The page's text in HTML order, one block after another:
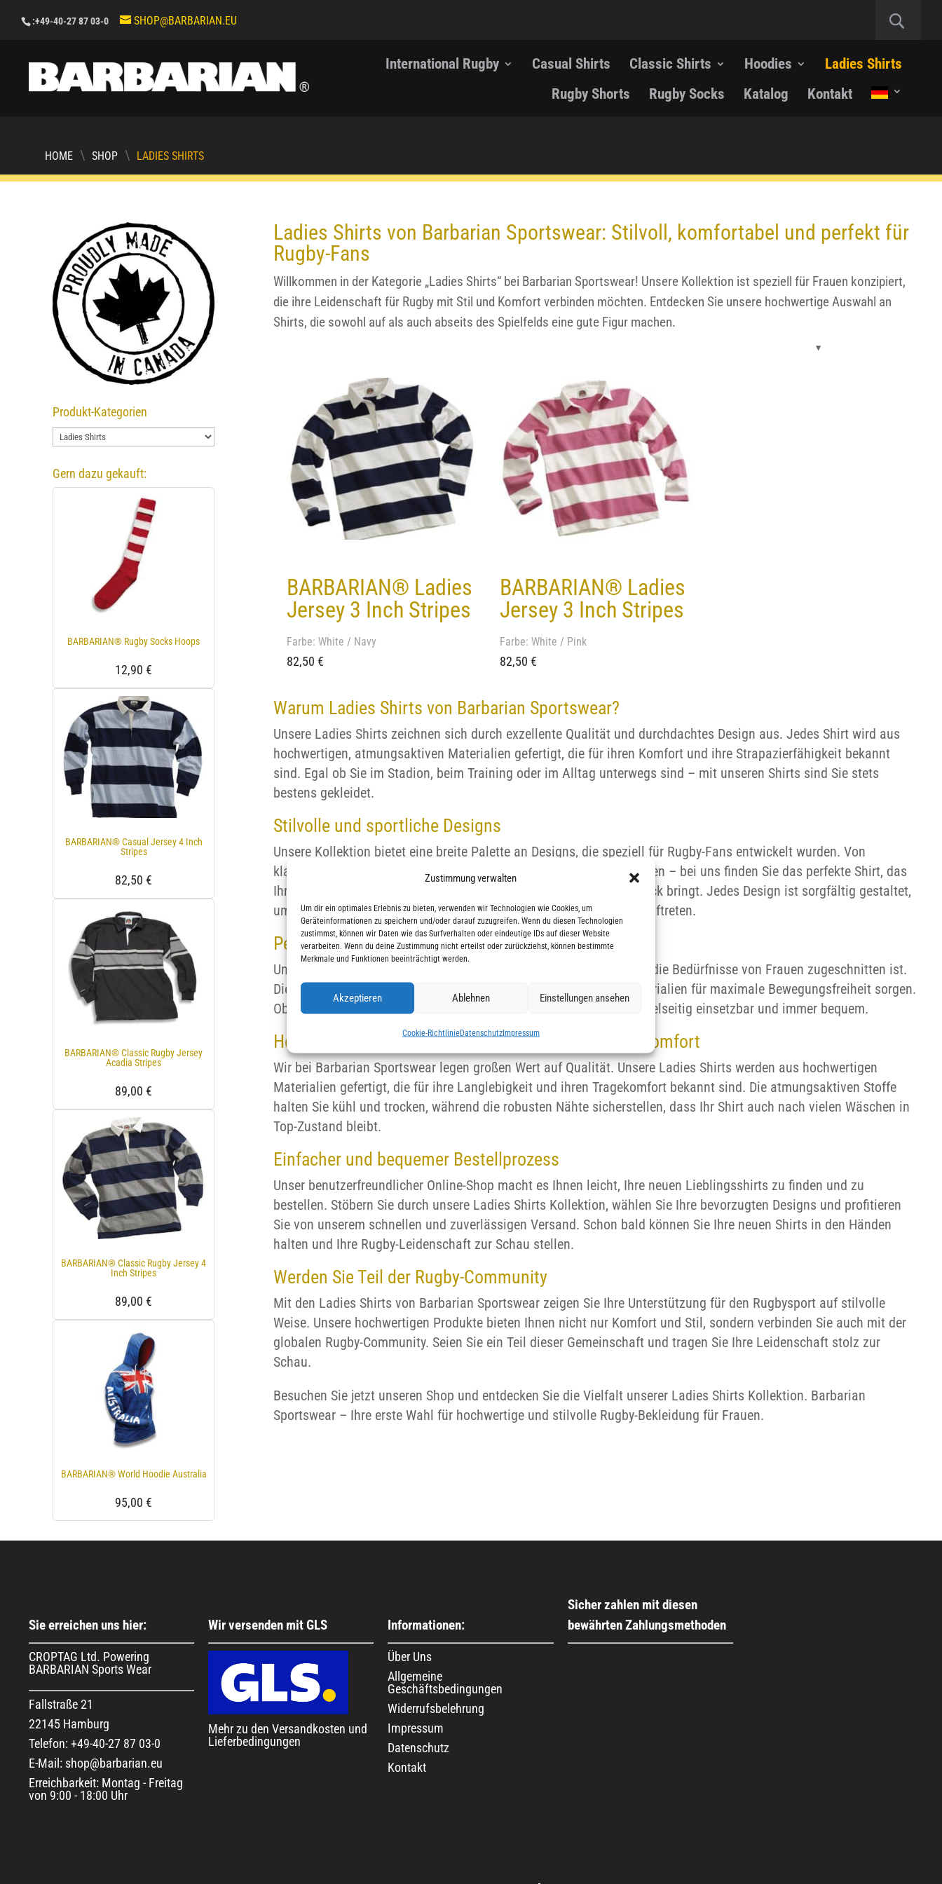
Zustimmung verwalten
Um dir ein optimales Erlebnis zu bieten, verwenden wir Technologien wie Cookies, um
Geräteinformationen zu speichern und/oder darauf zuzugreifen. Wenn du diesen Technologien
zustimmst, können wir Daten wie das Surfverhalten oder eindeutige IDs auf dieser Website
verarbeiten. Wenn du deine Zustimmung nicht erteilst oder zurückziehst, können bestimmte
Merkmale und Funktionen beeinträchtigt werden.
Akzeptieren Ablehnen Einstellungen ansehen
Cookie-RichtlinieDatenschutzImpressum
:+49-40-27 87 03-0 SHOP@BARBARIAN.EU
International Rugby Casual Shirts Classic Shirts Hoodies
Ladies Shirts
Rugby Shorts
Rugby Socks Katalog Kontakt
HOME \ SHOP \ LADIES SHIRTS
Ladies Shirts von Barbarian Sportswear: Stilvoll, komfortabel und perfekt für
Rugby-Fans
Willkommen in der Kategorie „Ladies Shirts“ bei Barbarian Sportswear! Unsere Kollektion ist speziell für Frauen konzipiert,
die ihre Leidenschaft für Rugby mit Stil und Komfort verbinden möchten. Entdecken Sie unsere hochwertige Auswahl an
Shirts, die sowohl auf als auch abseits des Spielfelds eine gute Figur machen.
BARBARIAN® Ladies
Jersey 3 Inch Stripes
Farbe: White / Navy
82,50 €
BARBARIAN® Ladies
Jersey 3 Inch Stripes
Farbe: White / Pink
82,50 €
Warum Ladies Shirts von Barbarian Sportswear?
Unsere Ladies Shirts zeichnen sich durch exzellente Qualität und durchdachtes Design aus. Jedes Shirt wird aus
hochwertigen, atmungsaktiven Materialien gefertigt, die für ihren Komfort und ihre Strapazierfähigkeit bekannt
sind. Egal ob Sie im Stadion, beim Training oder im Alltag unterwegs sind – mit unseren Shirts sind Sie stets
bestens gekleidet.
Stilvolle und sportliche Designs
Unsere Kollektion bietet eine breite Palette an Designs, die speziell für Rugby-Fans entwickelt wurden. Von
klassischen Rugby-Streifen bis hin zu modernen, sportlichen Schnitten – bei uns finden Sie das perfekte Shirt, das
Ihren persönlichen Stil und Ihre Leidenschaft für Rugby zum Ausdruck bringt. Jedes Design ist sorgfältig gestaltet,
um sicherzustellen, dass Sie sowohl stilvoll als auch komfortabel auftreten.
Perfekte Passform für jede Gelegenheit
Unsere Ladies Shirts bieten eine perfekte Passform, die speziell auf die Bedürfnisse von Frauen zugeschnitten ist.
Die Schnitte betonen Ihre Figur, während die weichen, flexiblen Materialien für maximale Bewegungsfreiheit sorgen.
Ob beim Sport, bei Fan-Events oder im Alltag – unsere Shirts sind vielseitig einsetzbar und immer bequem.
Hochwertige Materialien für langanhaltenden Tragekomfort
Wir bei Barbarian Sportswear legen großen Wert auf Qualität. Unsere Ladies Shirts werden aus hochwertigen
Materialien gefertigt, die für ihre Langlebigkeit und ihren Tragekomfort bekannt sind. Die atmungsaktiven Stoffe
halten Sie kühl und trocken, während die robusten Nähte sicherstellen, dass Ihr Shirt auch nach vielen Wäschen in
Top-Zustand bleibt.
Einfacher und bequemer Bestellprozess
Unser benutzerfreundlicher Online-Shop macht es Ihnen leicht, Ihre neuen Lieblingsshirts zu finden und zu
bestellen. Stöbern Sie durch unsere Ladies Shirts Kollektion, wählen Sie Ihre bevorzugten Designs und profitieren
Sie von unserem schnellen und zuverlässigen Versand. Schon bald können Sie Ihre neuen Shirts in den Händen
halten und Ihre Rugby-Leidenschaft zur Schau stellen.
Werden Sie Teil der Rugby-Community
Mit den Ladies Shirts von Barbarian Sportswear zeigen Sie Ihre Unterstützung für den Rugbysport auf stilvolle
Weise. Unsere hochwertigen Produkte bieten Ihnen nicht nur Komfort und Stil, sondern verbinden Sie auch mit der
globalen Rugby-Community. Seien Sie ein Teil dieser Gemeinschaft und tragen Sie Ihre Leidenschaft stolz zur
Schau.
Besuchen Sie jetzt unseren Shop und entdecken Sie die Vielfalt unserer Ladies Shirts Kollektion. Barbarian
Sportswear – Ihre erste Wahl für hochwertige und stilvolle Rugby-Bekleidung für Frauen.
Produkt-Kategorien
Gern dazu gekauft:
BARBARIAN® Rugby Socks Hoops
12,90 €
BARBARIAN® Casual Jersey 4 Inch
Stripes
82,50 €
BARBARIAN® Classic Rugby Jersey
Acadia Stripes
89,00 €
BARBARIAN® Classic Rugby Jersey 4
Inch Stripes
89,00 €
BARBARIAN® World Hoodie Australia
95,00 €
Sie erreichen uns hier:
CROPTAG Ltd. Powering
BARBARIAN Sports Wear
Fallstraße 21
22145 Hamburg
Telefon: +49-40-27 87 03-0
E-Mail: shop@barbarian.eu
Erreichbarkeit: Montag - Freitag
von 9:00 - 18:00 Uhr
Wir versenden mit GLS
Mehr zu den Versandkosten und
Lieferbedingungen
Informationen:
Über Uns
Allgemeine
Geschäftsbedingungen
Widerrufsbelehrung
Impressum
Datenschutz
Kontakt
Sicher zahlen mit diesen
bewährten Zahlungsmethoden